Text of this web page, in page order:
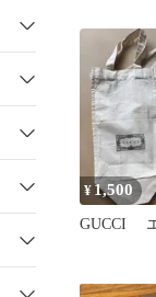
¥1,500
GUCCI